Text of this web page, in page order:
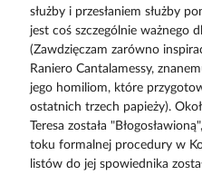
służby i przesłaniem służby
jest coś szczególnie ważnego
(Zawdzięczam zarówno
Raniero Cantalamessy,
jego homiliom, które
ostatnich trzech papieży).
Teresa została
toku formalnej procedury w
listów do jej spowiednika